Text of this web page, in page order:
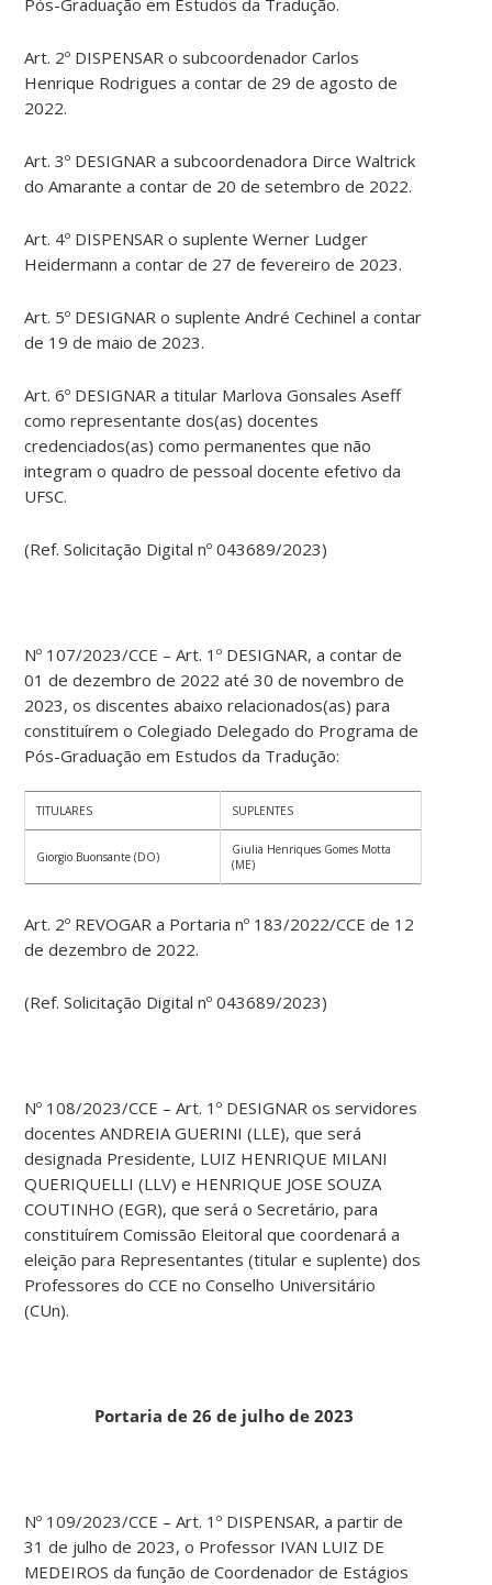
Pós-Graduação em Estudos da Tradução.
Art. 2º DISPENSAR o subcoordenador Carlos
Henrique Rodrigues a contar de 29 de agosto de
2022.
Art. 3º DESIGNAR a subcoordenadora Dirce Waltrick
do Amarante a contar de 20 de setembro de 2022.
Art. 4º DISPENSAR o suplente Werner Ludger
Heidermann a contar de 27 de fevereiro de 2023.
Art. 5º DESIGNAR o suplente André Cechinel a contar
de 19 de maio de 2023.
Art. 6º DESIGNAR a titular Marlova Gonsales Aseff
como representante dos(as) docentes
credenciados(as) como permanentes que não
integram o quadro de pessoal docente efetivo da
UFSC.
(Ref. Solicitação Digital nº 043689/2023)
Nº 107/2023/CCE – Art. 1º DESIGNAR, a contar de
01 de dezembro de 2022 até 30 de novembro de
2023, os discentes abaixo relacionados(as) para
constituírem o Colegiado Delegado do Programa de
Pós-Graduação em Estudos da Tradução:
TITULARES SUPLENTES
Giorgio Buonsante (DO)
Giulia Henriques Gomes Motta
(ME)
Art. 2º REVOGAR a Portaria nº 183/2022/CCE de 12
de dezembro de 2022.
(Ref. Solicitação Digital nº 043689/2023)
Nº 108/2023/CCE – Art. 1º DESIGNAR os servidores
docentes ANDREIA GUERINI (LLE), que será
designada Presidente, LUIZ HENRIQUE MILANI
QUERIQUELLI (LLV) e HENRIQUE JOSE SOUZA
COUTINHO (EGR), que será o Secretário, para
constituírem Comissão Eleitoral que coordenará a
eleição para Representantes (titular e suplente) dos
Professores do CCE no Conselho Universitário
(CUn).
Portaria de 26 de julho de 2023
Nº 109/2023/CCE – Art. 1º DISPENSAR, a partir de
31 de julho de 2023, o Professor IVAN LUIZ DE
MEDEIROS da função de Coordenador de Estágios